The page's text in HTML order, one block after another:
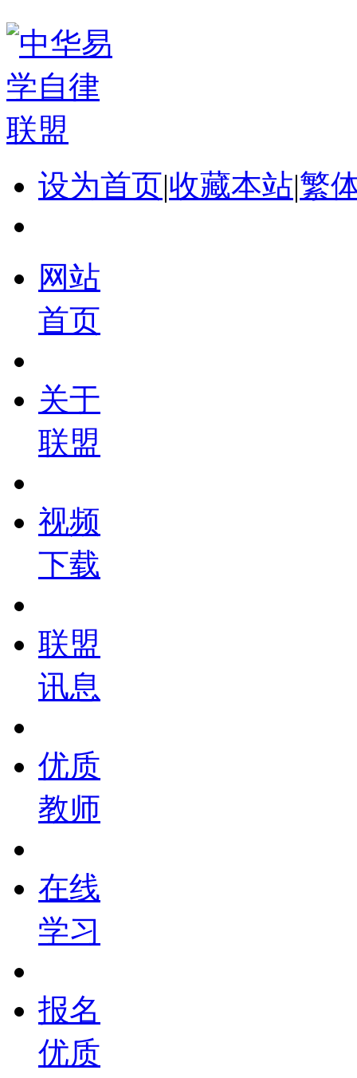
设为首页|收藏本站|繁
网站
首页
关于
联盟
视频
下载
联盟
讯息
优质
教师
在线
学习
报名
优质